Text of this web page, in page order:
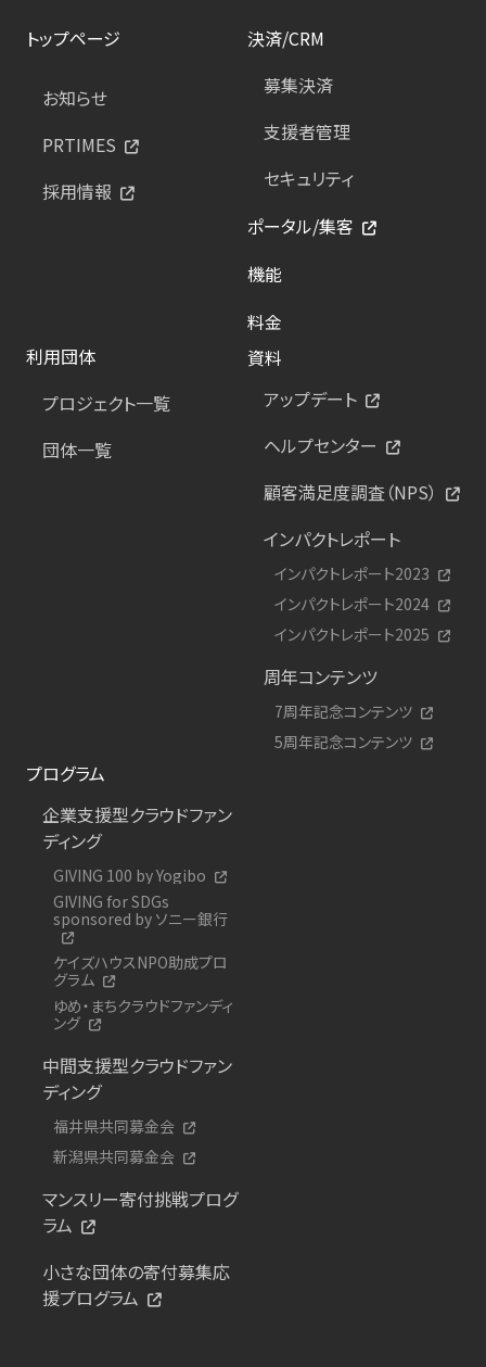
トップページ
お知らせ
PRTIMES
採用情報
決済/CRM
募集決済
支援者管理
セキュリティ
ポータル/集客
機能
料金
利用団体
プロジェクト一覧
団体一覧
資料
アップデート
ヘルプセンター
顧客満足度調査（NPS）
インパクトレポート
インパクトレポート2023
インパクトレポート2024
インパクトレポート2025
周年コンテンツ
7周年記念コンテンツ
5周年記念コンテンツ
プログラム
企業支援型クラウドファン
ディング
GIVING 100 by Yogibo
GIVING for SDGs
sponsored by ソニー銀行
ケイズハウスNPO助成プロ
グラム
ゆめ・まちクラウドファンディ
ング
中間支援型クラウドファン
ディング
福井県共同募金会
新潟県共同募金会
マンスリー寄付挑戦プログ
ラム
小さな団体の寄付募集応
援プログラム